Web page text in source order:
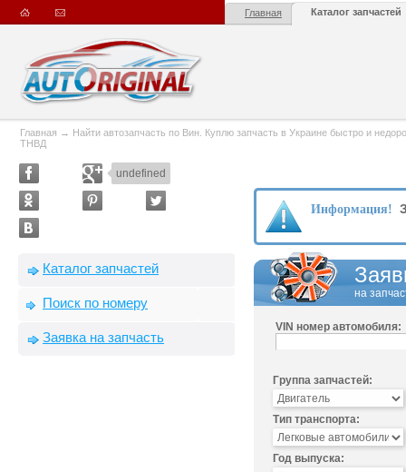
Главная Каталог запчастей
Главная → Найти автозапчасть по Вин. Куплю запчасть в Украине быстро и
ТНВД
undefined
Каталог запчастей
Поиск по номеру
Заявка на запчасть
Информация!
на
VIN номер автомобиля:
Группа запчастей:
Тип транспорта:
Год выпуска: